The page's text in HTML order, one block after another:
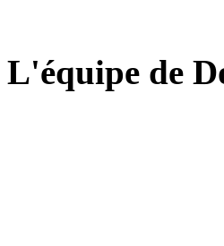
L'équipe de